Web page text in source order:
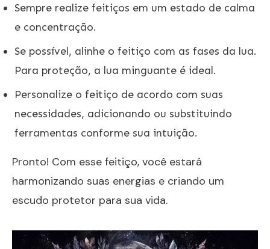
Sempre realize feitiços em um estado de calma
e concentração.
Se possível, alinhe o feitiço com as fases da lua.
Para proteção, a lua minguante é ideal.
Personalize o feitiço de acordo com suas
necessidades, adicionando ou substituindo
ferramentas conforme sua intuição.
Pronto! Com esse feitiço, você estará
harmonizando suas energias e criando um
escudo protetor para sua vida.